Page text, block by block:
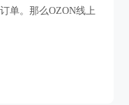
单。那么OZON线上